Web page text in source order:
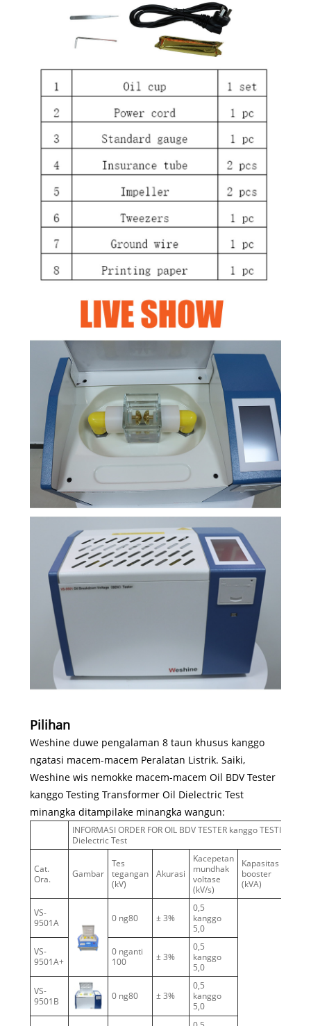
Pilihan
Weshine duwe pengalaman 8 taun khusus kanggo
ngatasi macem-macem Peralatan Listrik. Saiki,
Weshine wis nemokke macem-macem Oil BDV Tester
kanggo Testing Transformer Oil Dielectric Test
minangka ditampilake minangka wangun:
INFORMASI ORDER FOR OIL BDV TESTER kanggo TESTING
Dielectric Test
Cat.
Ora.
Gambar
Tes
tegangan
(kV)
Akurasi
Kacepetan
mundhak
voltase
(kV/s)
Kapasitas
booster
(kVA)
VS-
9501A
0 ng80 ± 3%
0,5
kanggo
5,0
VS-
9501A+
0 nganti
100
± 3%
0,5
kanggo
5,0
VS-
9501B
0 ng80 ± 3%
0,5
kanggo
5,0